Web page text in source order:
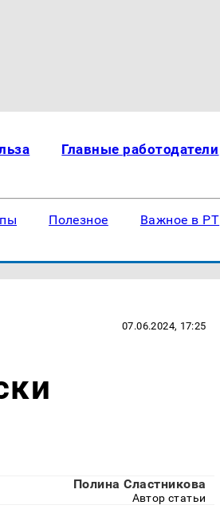
Главные работодатели
Полезное Важное в РТ
07.06.2024, 17:25
Полина Сластникова
Автор статьи